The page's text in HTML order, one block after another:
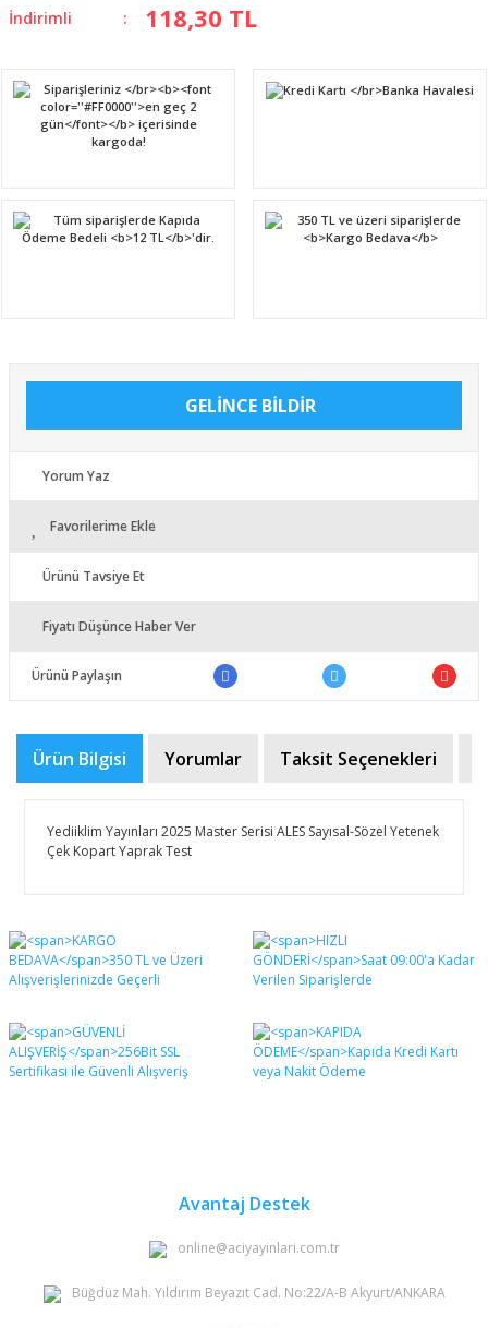
İndirimli 118,30 TL
GELİNCE BİLDİR
Yorum Yaz
Favorilerime Ekle
Ürünü Tavsiye Et
Fiyatı Düşünce Haber Ver
Ürünü Paylaşın
Ürün Bilgisi Yorumlar Taksit Seçenekleri
Yediiklim Yayınları 2025 Master Serisi ALES Sayısal-Sözel Yetenek
Çek Kopart Yaprak Test
Bu ürüne ilk yorumu siz yapın!
Yorum Yaz
Bu ürünün fiyat bilgisi, resim, ürün açıklamalarında ve
diğer konularda yetersiz gördüğünüz noktaları öneri
formunu kullanarak tarafımıza iletebilirsiniz.
Görüş ve önerileriniz için teşekkür ederiz.
Ürün resmi kalitesiz, bozuk veya görüntülenemiyor.
Ürün açıklamasında eksik bilgiler bulunuyor.
Avantaj Destek
online@aciyayinlari.com.tr
Büğdüz Mah. Yıldırım Beyazıt Cad. No:22/A-B Akyurt/ANKARA